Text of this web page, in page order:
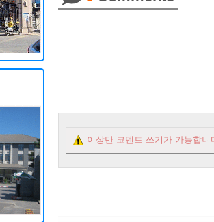
이상만 코멘트 쓰기가 가능합니